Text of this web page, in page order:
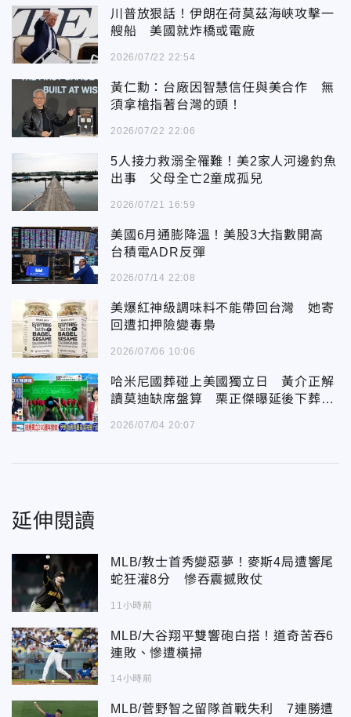
川普放狠話！伊朗在荷莫茲海峽攻擊一
艘船 美國就炸橋或電廠
2026/07/22 22:54
黃仁勳：台廠因智慧信任與美合作 無
須拿槍指著台灣的頭！
2026/07/22 22:06
5人接力救溺全罹難！美2家人河邊釣魚
出事 父母全亡2童成孤兒
2026/07/21 16:59
美國6月通膨降溫！美股3大指數開高
台積電ADR反彈
2026/07/14 22:08
美爆紅神級調味料不能帶回台灣 她寄
回遭扣押險變毒梟
2026/07/06 10:06
哈米尼國葬碰上美國獨立日 黃介正解
讀莫迪缺席盤算 栗正傑曝延後下葬三
2026/07/04 20:07
延伸閱讀
MLB/教士首秀變惡夢！麥斯4局遭響尾
蛇狂灌8分 慘吞震撼敗仗
11小時前
MLB/大谷翔平雙響砲白搭！道奇苦吞6
連敗、慘遭橫掃
14小時前
MLB/菅野智之留隊首戰失利 7連勝遭